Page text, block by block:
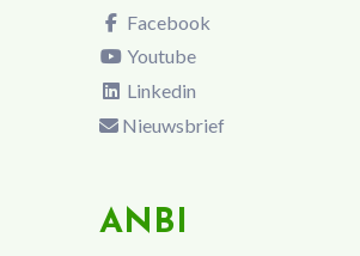
Facebook
Youtube
Linkedin
Nieuwsbrief
ANBI